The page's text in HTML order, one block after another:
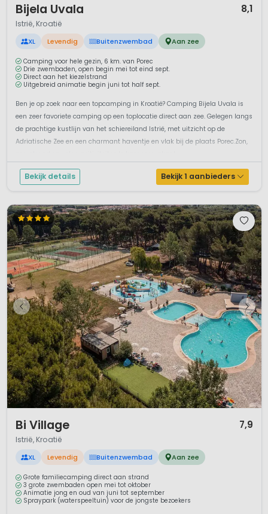
Bijela Uvala 8,1
Istrië, Kroatië
XL Levendig Buitenzwembad Aan zee
Camping voor hele gezin, 6 km. van Porec
Drie zwembaden, open begin mei tot eind sept.
Direct aan het kiezelstrand
Uitgebreid animatie begin juni tot half sept.
Ben je op zoek naar een topcamping in Kroatië? Camping Bijela Uvala is
een zeer favoriete camping op een toplocatie direct aan zee. Gelegen langs
de prachtige kustlijn van het schiereiland Istrië, met uitzicht op de
Adriatische Zee en een charmant haventje en vlak bij de plaats Porec.Zon,
Bekijk details Bekijk 1 aanbieders
Bi Village 7,9
Istrië, Kroatië
XL Levendig Buitenzwembad Aan zee
Grote familiecamping direct aan strand
3 grote zwembaden open mei tot oktober
Animatie jong en oud van juni tot september
Spraypark (waterspeeltuin) voor de jongste bezoekers